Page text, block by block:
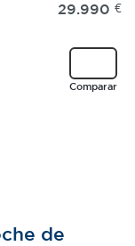
29.990 €
Comparar
de